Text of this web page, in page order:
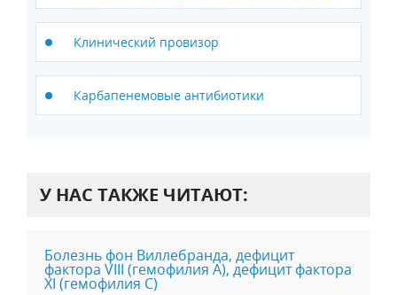
Клинический провизор
Карбапенемовые антибиотики
У НАС ТАКЖЕ ЧИТАЮТ:
Болезнь фон Виллебранда, дефицит
фактора VIII (гемофилия А), дефицит фактора
XI (гемофилия С)